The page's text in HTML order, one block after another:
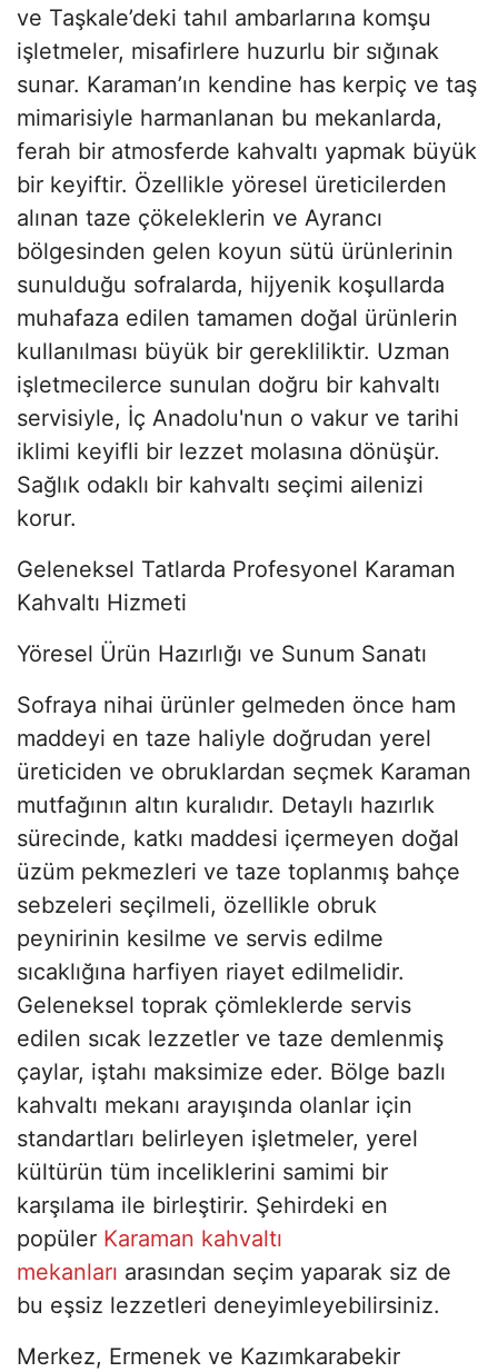
ve Taşkale’deki tahıl ambarlarına komşu
işletmeler, misafirlere huzurlu bir sığınak
sunar. Karaman’ın kendine has kerpiç ve taş
mimarisiyle harmanlanan bu mekanlarda,
ferah bir atmosferde kahvaltı yapmak büyük
bir keyiftir. Özellikle yöresel üreticilerden
alınan taze çökeleklerin ve Ayrancı
bölgesinden gelen koyun sütü ürünlerinin
sunulduğu sofralarda, hijyenik koşullarda
muhafaza edilen tamamen doğal ürünlerin
kullanılması büyük bir gerekliliktir. Uzman
işletmecilerce sunulan doğru bir kahvaltı
servisiyle, İç Anadolu'nun o vakur ve tarihi
iklimi keyifli bir lezzet molasına dönüşür.
Sağlık odaklı bir kahvaltı seçimi ailenizi
korur.
Geleneksel Tatlarda Profesyonel Karaman
Kahvaltı Hizmeti
Yöresel Ürün Hazırlığı ve Sunum Sanatı
Sofraya nihai ürünler gelmeden önce ham
maddeyi en taze haliyle doğrudan yerel
üreticiden ve obruklardan seçmek Karaman
mutfağının altın kuralıdır. Detaylı hazırlık
sürecinde, katkı maddesi içermeyen doğal
üzüm pekmezleri ve taze toplanmış bahçe
sebzeleri seçilmeli, özellikle obruk
peynirinin kesilme ve servis edilme
sıcaklığına harfiyen riayet edilmelidir.
Geleneksel toprak çömleklerde servis
edilen sıcak lezzetler ve taze demlenmiş
çaylar, iştahı maksimize eder. Bölge bazlı
kahvaltı mekanı arayışında olanlar için
standartları belirleyen işletmeler, yerel
kültürün tüm inceliklerini samimi bir
karşılama ile birleştirir. Şehirdeki en
popüler Karaman kahvaltı
mekanları arasından seçim yaparak siz de
bu eşsiz lezzetleri deneyimleyebilirsiniz.
Merkez, Ermenek ve Kazımkarabekir